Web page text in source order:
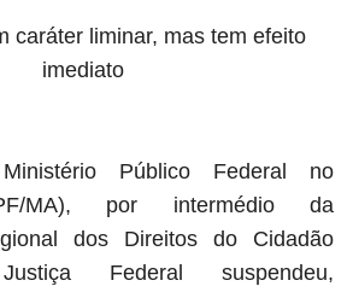
caráter liminar, mas tem efeito
imediato
Público Federal no
MA), por intermédio da
dos Direitos do Cidadão
Federal suspendeu,